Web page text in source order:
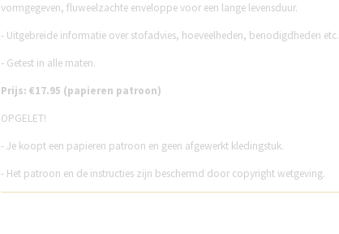
vormgegeven, fluweelzachte enveloppe voor een lange levensduur.
- Uitgebreide informatie over stofadvies, hoeveelheden, benodigdheden etc.
- Getest in alle maten.
Prijs: €17.95 (papieren patroon)
OPGELET!
- Je koopt een papieren patroon en geen afgewerkt kledingstuk.
- Het patroon en de instructies zijn beschermd door copyright wetgeving.